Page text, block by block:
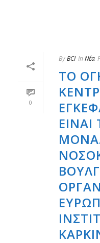
0
ByBCI In Νέα
ΤΟ